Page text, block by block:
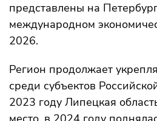
представлены на
международном
2026.
Регион продолжает
среди субъектов
2023 году Липецкая